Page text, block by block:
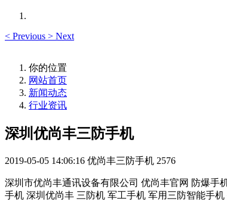
< Previous > Next
你的位置
网站首页
新闻动态
行业资讯
深圳优尚丰三防手机
2019-05-05 14:06:16 优尚丰三防手机 2576
深圳市优尚丰通讯设备有限公司 优尚丰官网 防爆手
手机 深圳优尚丰 三防机 军工手机 军用三防智能手